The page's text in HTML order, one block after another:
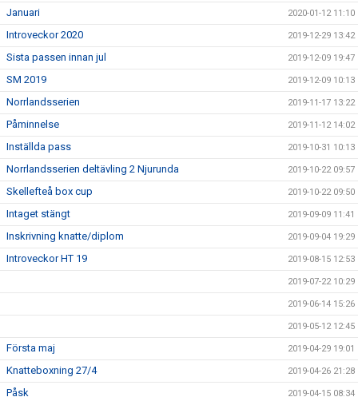
Januari 2020-01-12 11:10
Introveckor 2020 2019-12-29 13:42
Sista passen innan jul 2019-12-09 19:47
SM 2019 2019-12-09 10:13
Norrlandsserien 2019-11-17 13:22
Påminnelse 2019-11-12 14:02
Inställda pass 2019-10-31 10:13
Norrlandsserien deltävling 2 Njurunda 2019-10-22 09:57
Skellefteå box cup 2019-10-22 09:50
Intaget stängt 2019-09-09 11:41
Inskrivning knatte/diplom 2019-09-04 19:29
Introveckor HT 19 2019-08-15 12:53
2019-07-22 10:29
2019-06-14 15:26
2019-05-12 12:45
Första maj 2019-04-29 19:01
Knatteboxning 27/4 2019-04-26 21:28
Påsk 2019-04-15 08:34